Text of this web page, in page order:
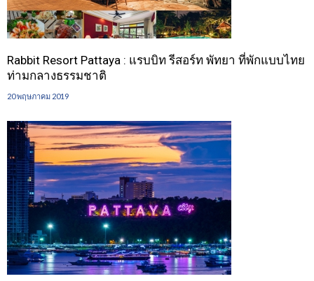
Rabbit Resort Pattaya : แรบบิท รีสอร์ท พัทยา ที่พักแบบไทย
ท่ามกลางธรรมชาติ
20 พฤษภาคม 2019